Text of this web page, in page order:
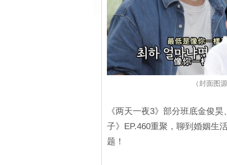
（封面图
《两天一夜3》部分班底金俊
子》EP.460重聚，聊到婚姻生
题！